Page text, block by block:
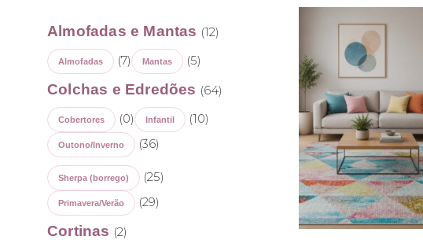
Almofadas e Mantas (12)
Almofadas (7) Mantas (5)
Colchas e Edredões (64)
Cobertores (0) Infantil (10)
Outono/Inverno (36)
Sherpa (borrego) (25)
Primavera/Verão (29)
Cortinas (2)